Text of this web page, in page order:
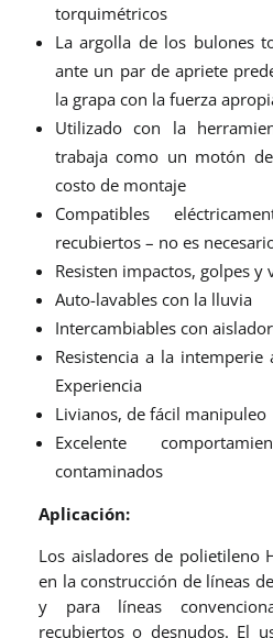
torquimétricos
La argolla de los bulones
ante un par de apriete
la grapa con la fuerza
Utilizado con la
trabaja como un motón
costo de montaje
Compatibles
recubiertos – no es
Resisten impactos, golpes y
Auto-lavables con la lluvia
Intercambiables con
Resistencia a la
Experiencia
Livianos, de fácil manipuleo
Excelente
contaminados
Aplicación:
Los aisladores de polietileno
en la construcción de líneas
y para líneas
recubiertos o desnudos. El